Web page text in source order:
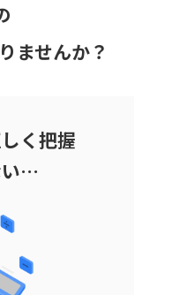
ませんか？
く把握
い…